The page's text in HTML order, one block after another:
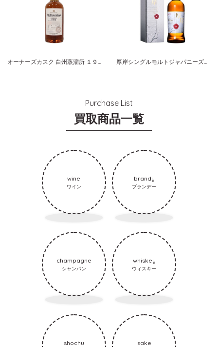
Purchase List
買取商品一覧
wine
ワイン
brandy
ブランデー
champagne
シャンパン
whiskey
ウィスキー
shochu sake